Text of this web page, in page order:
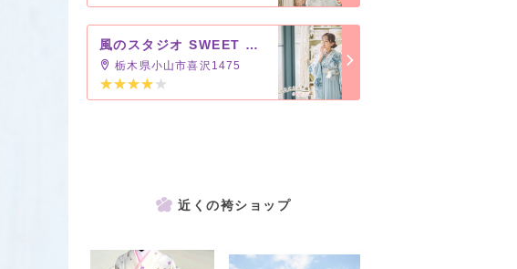
風のスタジオ SWEET ハーヴェストウォーク小山店【おぐらグループ】
栃木県小山市喜沢1475
近くの袴ショップ